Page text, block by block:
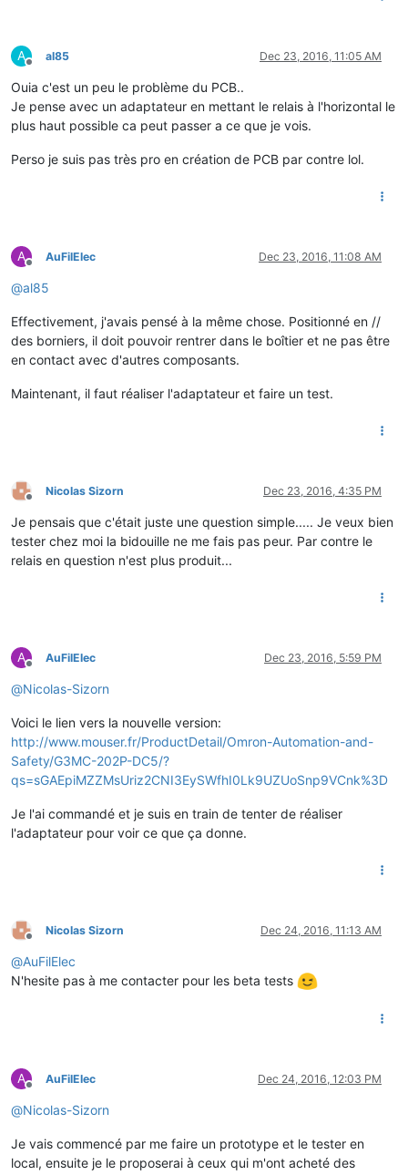
A
Offline
al85 Dec 23, 2016, 11:05 AM
Ouia c'est un peu le problème du PCB..
Je pense avec un adaptateur en mettant le relais à l'horizontal le
plus haut possible ca peut passer a ce que je vois.
Perso je suis pas très pro en création de PCB par contre lol.
A
Offline
AuFilElec Dec 23, 2016, 11:08 AM
@al85
Effectivement, j'avais pensé à la même chose. Positionné en //
des borniers, il doit pouvoir rentrer dans le boîtier et ne pas être
en contact avec d'autres composants.
Maintenant, il faut réaliser l'adaptateur et faire un test.
Offline
Nicolas Sizorn Dec 23, 2016, 4:35 PM
Je pensais que c'était juste une question simple..... Je veux bien
tester chez moi la bidouille ne me fais pas peur. Par contre le
relais en question n'est plus produit...
A
Offline
AuFilElec Dec 23, 2016, 5:59 PM
@Nicolas-Sizorn
Voici le lien vers la nouvelle version:
http://www.mouser.fr/ProductDetail/Omron-Automation-and-
Safety/G3MC-202P-DC5/?
qs=sGAEpiMZZMsUriz2CNI3EySWfhI0Lk9UZUoSnp9VCnk%3D
Je l'ai commandé et je suis en train de tenter de réaliser
l'adaptateur pour voir ce que ça donne.
Offline
Nicolas Sizorn Dec 24, 2016, 11:13 AM
@AuFilElec
N'hesite pas à me contacter pour les beta tests
A
Offline
AuFilElec Dec 24, 2016, 12:03 PM
@Nicolas-Sizorn
Je vais commencé par me faire un prototype et le tester en
local, ensuite je le proposerai à ceux qui m'ont acheté des